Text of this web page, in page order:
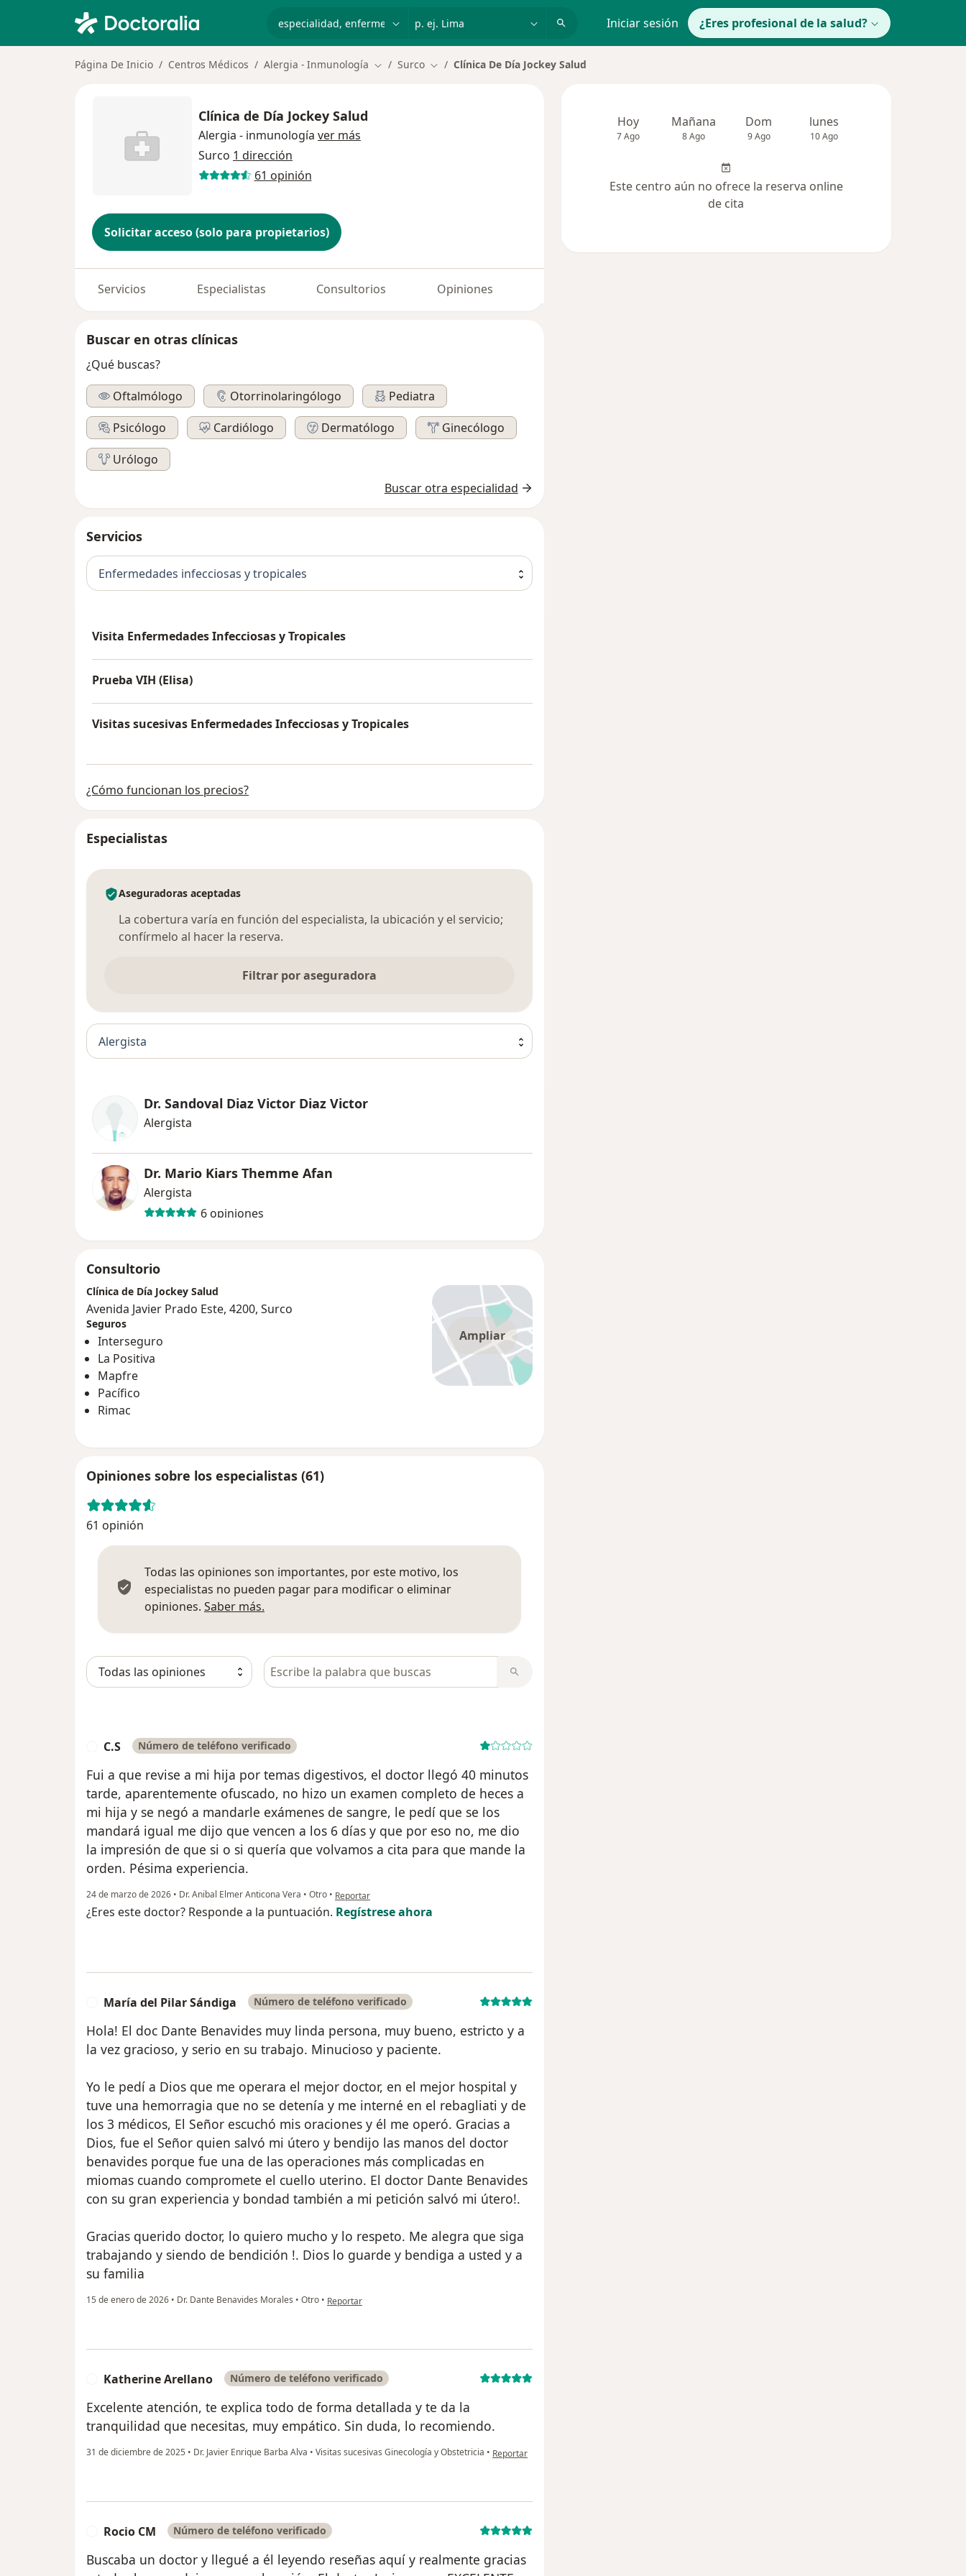
Iniciar sesión ¿Eres profesional de la salud?
Página De Inicio Centros Médicos Alergia - Inmunología Cambiar de ciudad
Surco Cambiar de ciudad
Clínica De Día Jockey Salud
Clínica de Día Jockey Salud
Alergia - inmunología ver más
Surco 1 dirección
61 opinión
Solicitar acceso (solo para propietarios)
Servicios Especialistas Consultorios Opiniones
Buscar en otras clínicas
¿Qué buscas?
Oftalmólogo
Otorrinolaringólogo
Pediatra
Psicólogo
Cardiólogo Dermatólogo
Ginecólogo
Urólogo
Buscar otra especialidad
Servicios
Enfermedades infecciosas y tropicales
Visita Enfermedades Infecciosas y Tropicales
Prueba VIH (Elisa)
Visitas sucesivas Enfermedades Infecciosas y Tropicales
¿Cómo funcionan los precios?
Especialistas
Aseguradoras aceptadas
La cobertura varía en función del especialista, la ubicación y el servicio;
confírmelo al hacer la reserva.
Filtrar por aseguradora
Alergista
Dr. Sandoval Diaz Victor Diaz Victor
Alergista
Dr. Mario Kiars Themme Afan
Alergista
6 opiniones
Consultorio
Ampliar
Clínica de Día Jockey Salud
Avenida Javier Prado Este, 4200, Surco
Seguros
Interseguro
La Positiva
Mapfre
Pacífico
Rimac
Opiniones sobre los especialistas (61)
61 opinión
Todas las opiniones son importantes, por este motivo, los
especialistas no pueden pagar para modificar o eliminar
opiniones. Saber más.
Busca en opiniones
C.S Número de teléfono verificado
Fui a que revise a mi hija por temas digestivos, el doctor llegó 40 minutos
tarde, aparentemente ofuscado, no hizo un examen completo de heces a
mi hija y se negó a mandarle exámenes de sangre, le pedí que se los
mandará igual me dijo que vencen a los 6 días y que por eso no, me dio
la impresión de que si o si quería que volvamos a cita para que mande la
orden. Pésima experiencia.
24 de marzo de 2026 • Dr. Anibal Elmer Anticona Vera • Otro • en opinión del usuario C.S
Reportar
¿Eres este doctor? Responde a la puntuación. Regístrese ahora
María del Pilar Sándiga Número de teléfono verificado
Hola! El doc Dante Benavides muy linda persona, muy bueno, estricto y a
la vez gracioso, y serio en su trabajo. Minucioso y paciente.
Yo le pedí a Dios que me operara el mejor doctor, en el mejor hospital y
tuve una hemorragia que no se detenía y me interné en el rebagliati y de
los 3 médicos, El Señor escuchó mis oraciones y él me operó. Gracias a
Dios, fue el Señor quien salvó mi útero y bendijo las manos del doctor
benavides porque fue una de las operaciones más complicadas en
miomas cuando compromete el cuello uterino. El doctor Dante Benavides
con su gran experiencia y bondad también a mi petición salvó mi útero!.
Gracias querido doctor, lo quiero mucho y lo respeto. Me alegra que siga
trabajando y siendo de bendición !. Dios lo guarde y bendiga a usted y a
su familia
15 de enero de 2026 • Dr. Dante Benavides Morales • Otro • en opinión del usuario María del Pilar Sándiga
Reportar
Katherine Arellano Número de teléfono verificado
Excelente atención, te explica todo de forma detallada y te da la
tranquilidad que necesitas, muy empático. Sin duda, lo recomiendo.
31 de diciembre de 2025 • Dr. Javier Enrique Barba Alva • Visitas sucesivas Ginecología y Obstetricia • en opinión del usuario Katherine Arellano
Reportar
Rocio CM Número de teléfono verificado
Buscaba un doctor y llegué a él leyendo reseñas aquí y realmente gracias
Hoy
7 Ago
Mañana
8 Ago
Dom
9 Ago
lunes
10 Ago
Este centro aún no ofrece la reserva online
de cita